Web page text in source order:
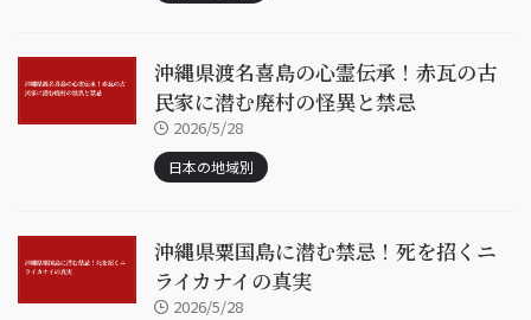
沖縄県渡名喜島の心霊伝承！赤瓦の古
民家に潜む廃村の怪異と禁忌
2026/5/28
日本の地域別
沖縄県粟国島に潜む禁忌！死を招くニ
ライカナイの真実
2026/5/28